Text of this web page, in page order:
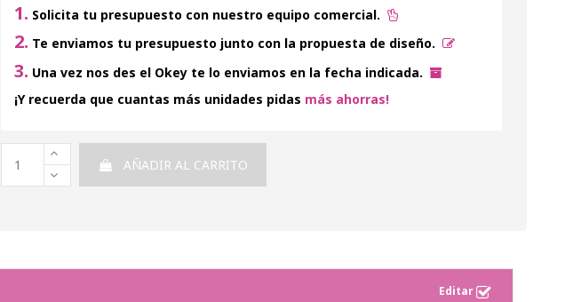
1. Solicita tu presupuesto con nuestro equipo comercial.
2. Te enviamos tu presupuesto junto con la propuesta de diseño.
3. Una vez nos des el Okey te lo enviamos en la fecha indicada.
¡Y recuerda que cuantas más unidades pidas más ahorras!
AÑADIR AL CARRITO